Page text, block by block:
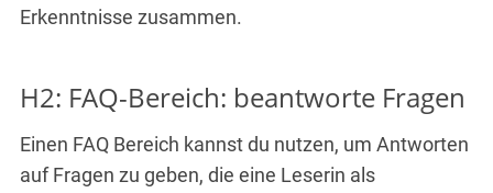
Erkenntnisse zusammen.
H2: FAQ-Bereich: beantworte Fragen
Einen FAQ Bereich kannst du nutzen, um Antworten
auf Fragen zu geben, die eine Leserin als